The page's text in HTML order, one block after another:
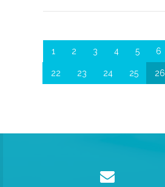
1 2 3 4 5 6
22 23 24 25 26